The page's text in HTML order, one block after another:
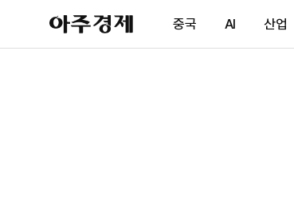
아
주
제
중국 AI 산업